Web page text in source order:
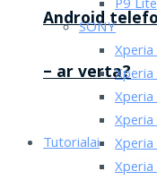
Android
– ar verta?
Tutorialai
P9 Lite
SONY